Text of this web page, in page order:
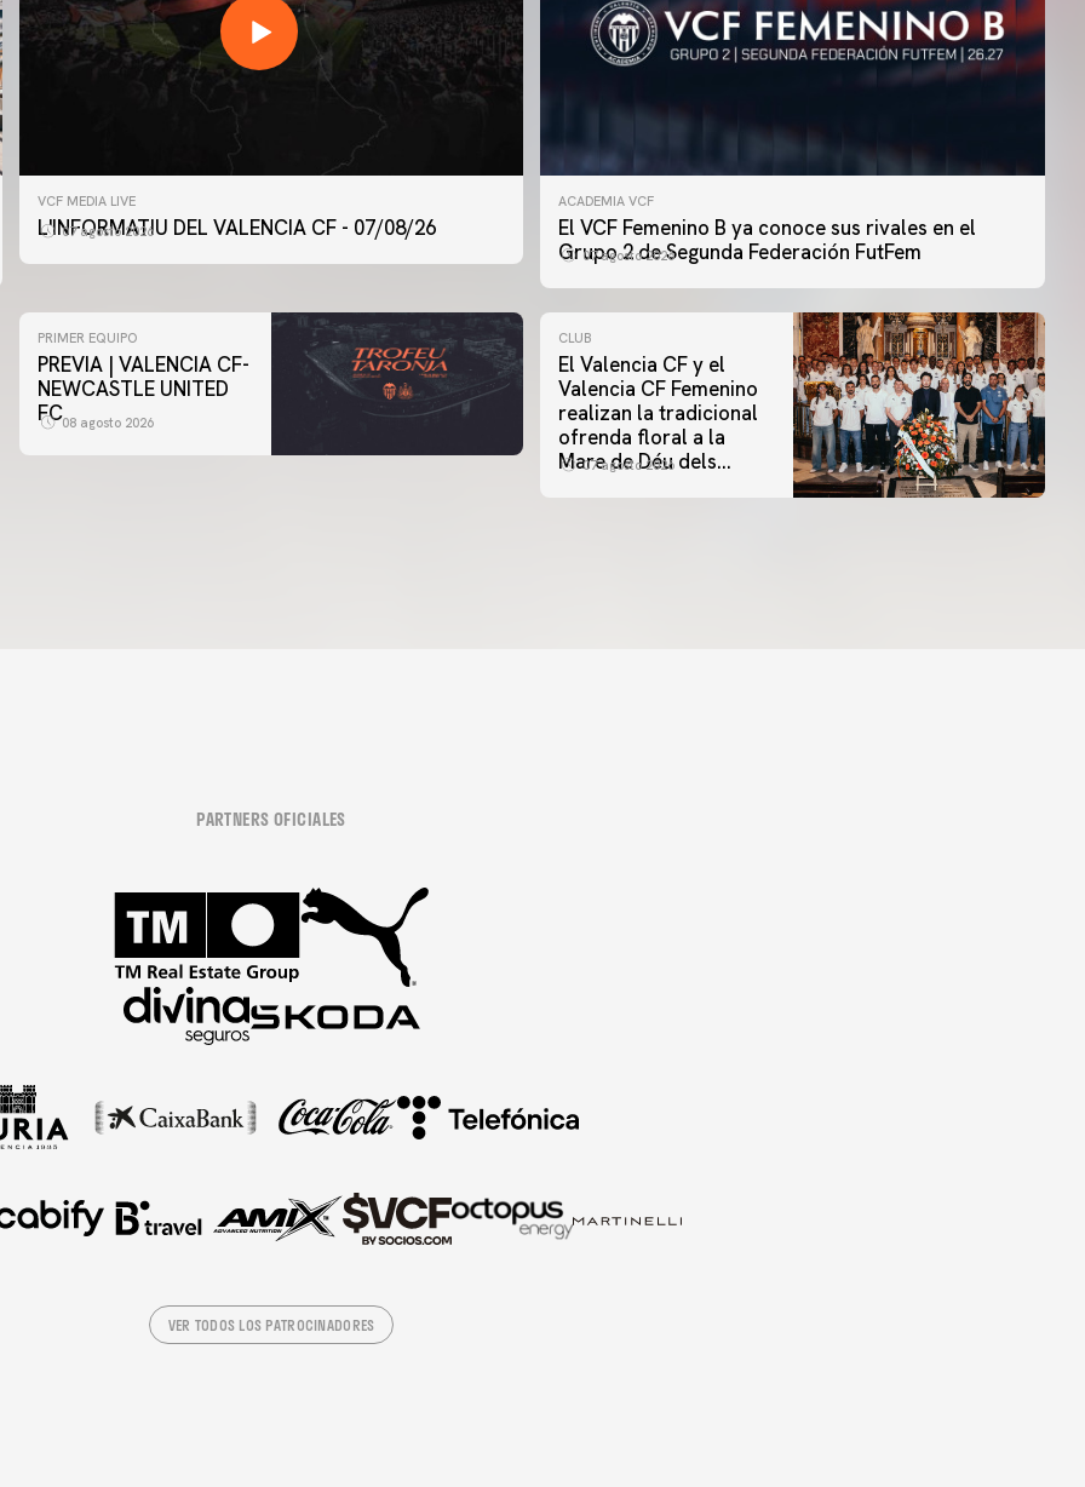
VCF MEDIA LIVE
L'INFORMATIU DEL VALENCIA CF - 07/08/26
07 agosto 2026
ACADEMIA VCF
El VCF Femenino B ya conoce sus rivales en el
Grupo 2 de Segunda Federación FutFem
07 agosto 2026
PRIMER EQUIPO
PREVIA | VALENCIA CF-
NEWCASTLE UNITED
FC08 agosto 2026
CLUB
El Valencia CF y el
Valencia CF Femenino
realizan la tradicional
ofrenda floral a la
Mare de Déu dels
07 agosto 2026
PARTNERS OFICIALES
VER TODOS LOS PATROCINADORES